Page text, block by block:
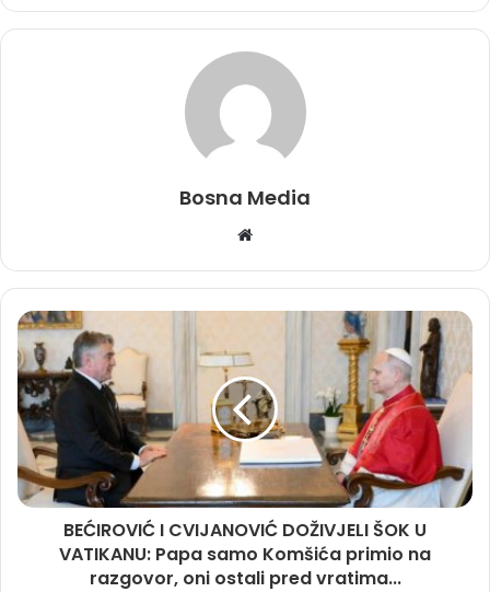
Bosna Media
Website
BEĆIROVIĆ I CVIJANOVIĆ DOŽIVJELI ŠOK U
VATIKANU: Papa samo Komšića primio na
razgovor, oni ostali pred vratima...